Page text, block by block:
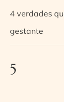
4 verdades
gestante
5